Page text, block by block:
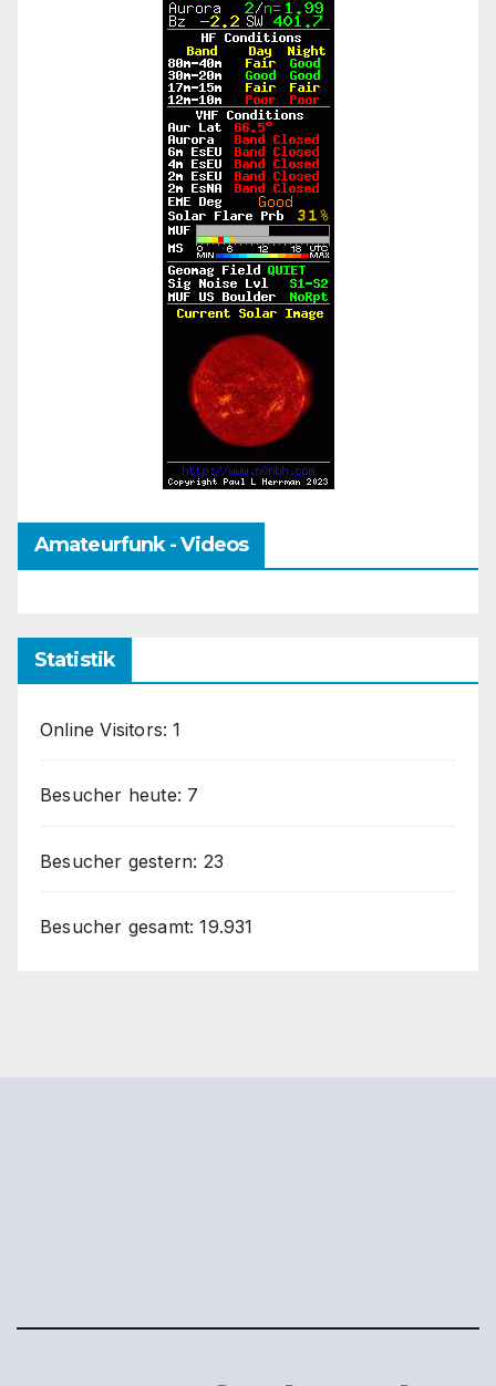
Amateurfunk - Videos
Statistik
Online Visitors:1
Besucher heute: 7
Besucher gestern: 23
Besucher gesamt:19.931